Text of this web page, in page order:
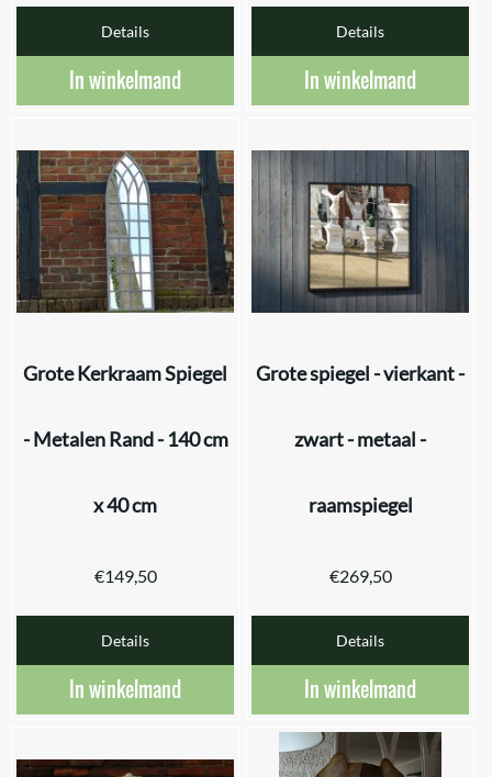
Details
In winkelmand
Details
In winkelmand
Grote Kerkraam Spiegel
- Metalen Rand - 140 cm
x 40 cm
€149,50
Details
In winkelmand
Grote spiegel - vierkant -
zwart - metaal -
raamspiegel
€269,50
Details
In winkelmand